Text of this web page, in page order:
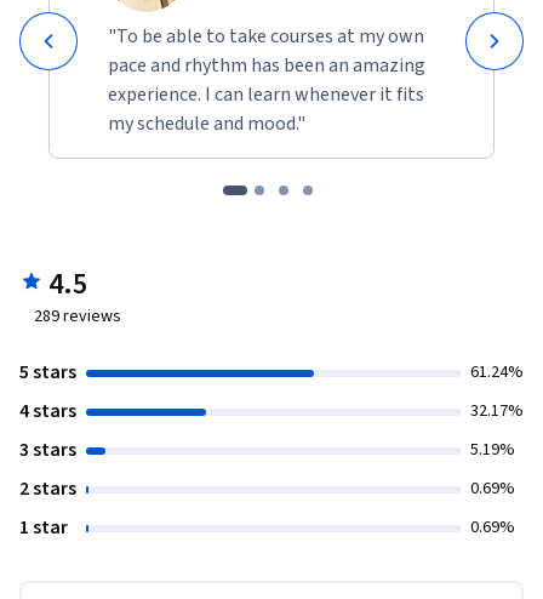
"To be able to take courses at my own
pace and rhythm has been an amazing
experience. I can learn whenever it fits
my schedule and mood."
4.5
289reviews
5 stars 61.24%
4 stars 32.17%
3 stars 5.19%
2 stars 0.69%
1 star 0.69%